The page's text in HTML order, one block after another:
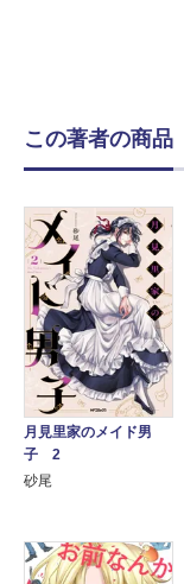
この著者の商品
月見里家のメイド男
子 2
砂尾